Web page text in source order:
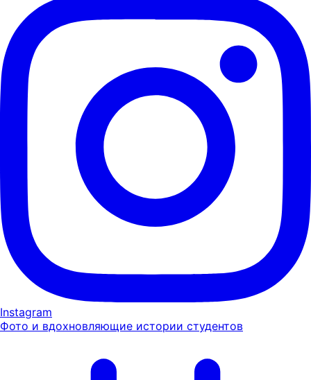
Instagram
Фото и вдохновляющие истории студентов